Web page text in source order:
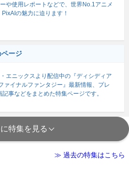
や使用レポートなどで、世界No.1アニメ
の魅力に迫ります！
ページ
エニックスより配信中の『ディシディア
ァイナルファンタジー』最新情報、プレ
記事などをまとめた特集ページです。
特集を見る
≫ 過去の特集はこちら